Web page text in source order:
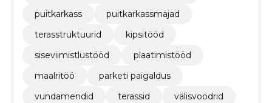
puitkarkass
puitkarkassmajad
terasstruktuurid
kipsitööd
siseviimistlustööd
plaatimistööd
maalritöö
parketi paigaldus
vundamendid
terassid
välisvoodrid